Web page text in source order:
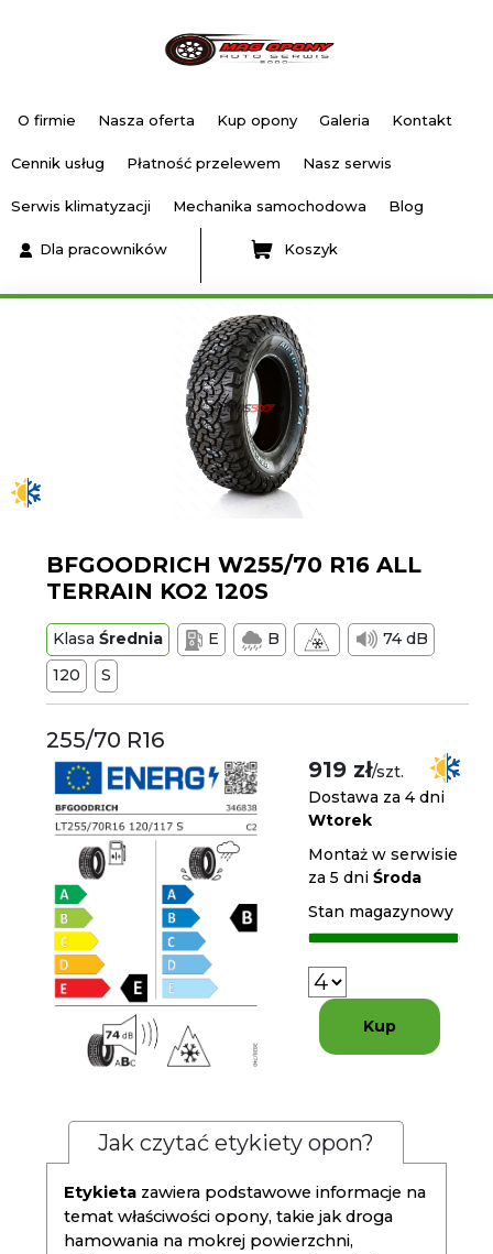
O firmie Nasza oferta Kup opony Galeria Kontakt
Cennik usług Płatność przelewem Nasz serwis
Serwis klimatyzacji Mechanika samochodowa Blog
Dla pracowników Koszyk
BFGOODRICH W255/70 R16 ALL
TERRAIN KO2 120S
KlasaŚrednia E B
74 dB
120
S
255/70 R16
919 zł/szt.
Dostawa za 4 dni
Wtorek
Montaż w serwisie
za 5 dniŚroda
Stan magazynowy
Kup
Jak czytać etykiety opon?
Etykieta zawiera podstawowe informacje na
temat właściwości opony, takie jak droga
hamowania na mokrej powierzchni,